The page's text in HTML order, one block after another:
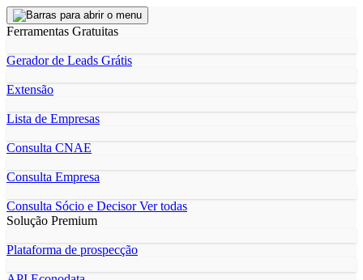
Ferramentas Gratuitas
Gerador de Leads Grátis
Extensão
Lista de Empresas
Consulta CNAE
Consulta Empresa
Consulta Sócio e DecisorVer todas
Solução Premium
Plataforma de prospecção